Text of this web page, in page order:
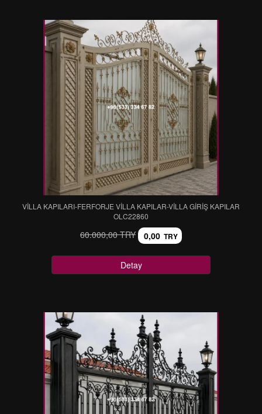
VİLLA KAPILARI-FERFORJE VİLLA KAPILAR-VİLLA GİRİŞ KAPILAR
OLC22860
60.000,00 TRY 0,00 TRY
Detay